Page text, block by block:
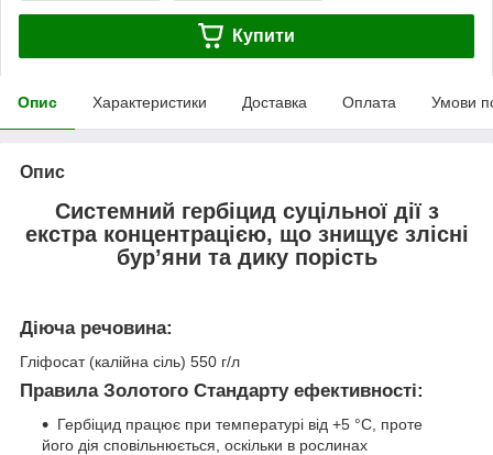
Купити
Опис Характеристики Доставка Оплата Умови
Опис
Системний гербіцид суцільної дії з
екстра концентрацією, що знищує злісні
бур’яни та дику порість
Діюча речовина:
Гліфосат (калійна сіль) 550 г/л
Правила Золотого Стандарту ефективності:
Гербіцид працює при температурі від +5 °С, проте
його дія сповільнюється, оскільки в рослинах